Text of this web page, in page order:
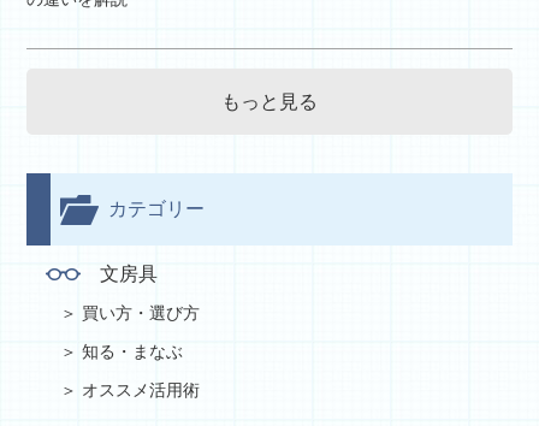
もっと見る
カテゴリー
文房具
買い方・選び方
知る・まなぶ
オススメ活用術